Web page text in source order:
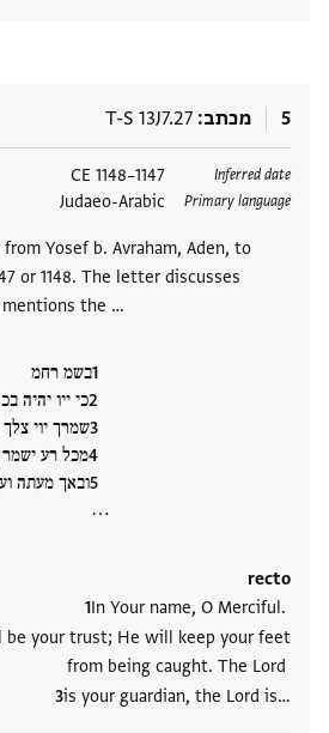
5 מכתב T-S 13J7.27
Inferred date
1147–1148 CE
Primary language
Judaeo-Arabic
Yosef b. Avraham, Aden, to
or 1148. The letter discusses
mentions the …
בשמ רחמ
כי ייו יהיה
שמרך יוי צלך
מכל רע
ובאך מעתה
‮…
recto
In Your name, O Merciful.
be your trust; He will keep your feet
from being caught. The Lord
is your guardian, the Lord is‮…
תגים